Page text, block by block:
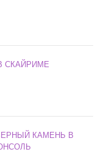
СКАЙРИМЕ
КАМЕНЬ В